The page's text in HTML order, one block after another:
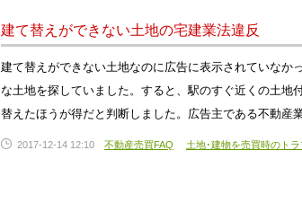
建て替えができない土地の宅建業法違反
建て替えができない土地なのに広告に表示されていな
な土地を探していました。すると、駅のすぐ近くの土地
替えたほうが得だと判断しました。広告主である不動
2017-12-14 12:10 不動産売買FAQ 土地･建物を売買時のト